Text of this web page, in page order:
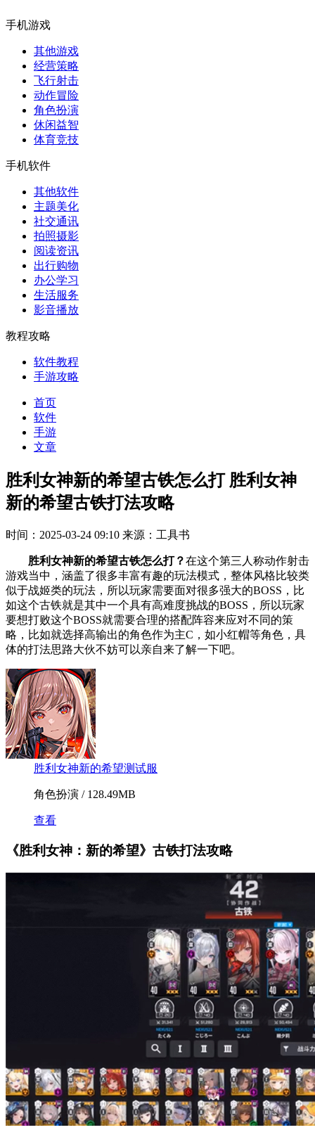
手机游戏
其他游戏
经营策略
飞行射击
动作冒险
角色扮演
休闲益智
体育竞技
手机软件
其他软件
主题美化
社交通讯
拍照摄影
阅读资讯
出行购物
办公学习
生活服务
影音播放
教程攻略
软件教程
手游攻略
首页
软件
手游
文章
胜利女神新的希望古铁怎么打 胜利女神
新的希望古铁打法攻略
时间：2025-03-24 09:10 来源：工具书
胜利女神新的希望古铁怎么打？在这个第三人称动作射击
游戏当中，涵盖了很多丰富有趣的玩法模式，整体风格比较类
似于战姬类的玩法，所以玩家需要面对很多强大的BOSS，比
如这个古铁就是其中一个具有高难度挑战的BOSS，所以玩家
要想打败这个BOSS就需要合理的搭配阵容来应对不同的策
略，比如就选择高输出的角色作为主C，如小红帽等角色，具
体的打法思路大伙不妨可以亲自来了解一下吧。
胜利女神新的希望测试服
角色扮演 / 128.49MB
查看
《胜利女神：新的希望》古铁打法攻略